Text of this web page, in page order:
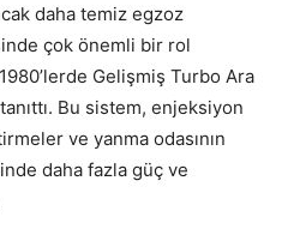
daha temiz egzoz
çok önemli bir rol
1980’lerde Gelişmiş Turbo Ara
Bu sistem, enjeksiyon
ve yanma odasının
daha fazla güç ve